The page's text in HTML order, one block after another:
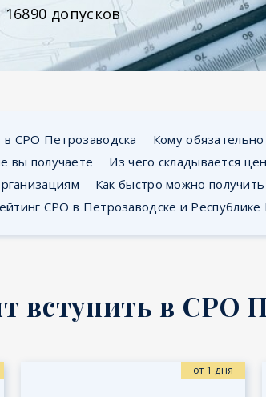
допусков
в СРО Петрозаводска
Кому
вы получаете
Из чего складывается
Как быстро можно
СРО в Петрозаводске и Республике
вступить в СРО
от 1 дня